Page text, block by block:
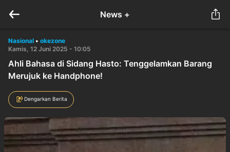
News +
Nasional • okezone
Kamis, 12 Juni 2025 - 10:05
Ahli Bahasa di Sidang Hasto: Tenggelamkan Barang
Merujuk ke Handphone!
Dengarkan Berita